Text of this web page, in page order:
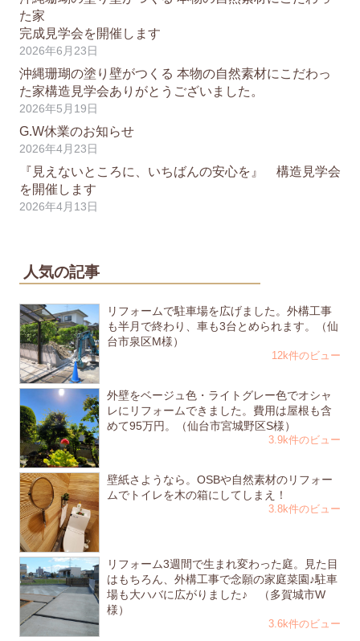
た家
完成見学会を開催します
2026年6月23日
沖縄珊瑚の塗り壁がつくる 本物の自然素材にこだわっ
た家構造見学会ありがとうございました。
2026年5月19日
G.W休業のお知らせ
2026年4月23日
『見えないところに、いちばんの安心を』 構造見学会
を開催します
2026年4月13日
人気の記事
リフォームで駐車場を広げました。外構工事
も半月で終わり、車も3台とめられます。（仙
台市泉区M様）
12k件のビュー
外壁をベージュ色・ライトグレー色でオシャ
レにリフォームできました。費用は屋根も含
めて95万円。（仙台市宮城野区S様）
3.9k件のビュー
壁紙さようなら。OSBや自然素材のリフォー
ムでトイレを木の箱にしてしまえ！
3.8k件のビュー
リフォーム3週間で生まれ変わった庭。見た目
はもちろん、外構工事で念願の家庭菜園♪駐車
場も大ハバに広がりました♪ （多賀城市W
様）
3.6k件のビュー